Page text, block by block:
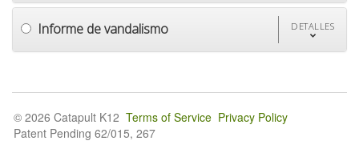
Informe de vandalismo DETALLES
© 2026 Catapult K12 Terms of Service Privacy Policy
Patent Pending 62/015, 267